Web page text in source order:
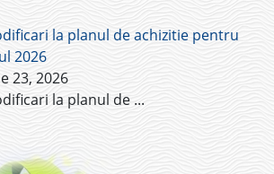
la planul de achizitie pentru
2026
23, 2026
la planul de ...